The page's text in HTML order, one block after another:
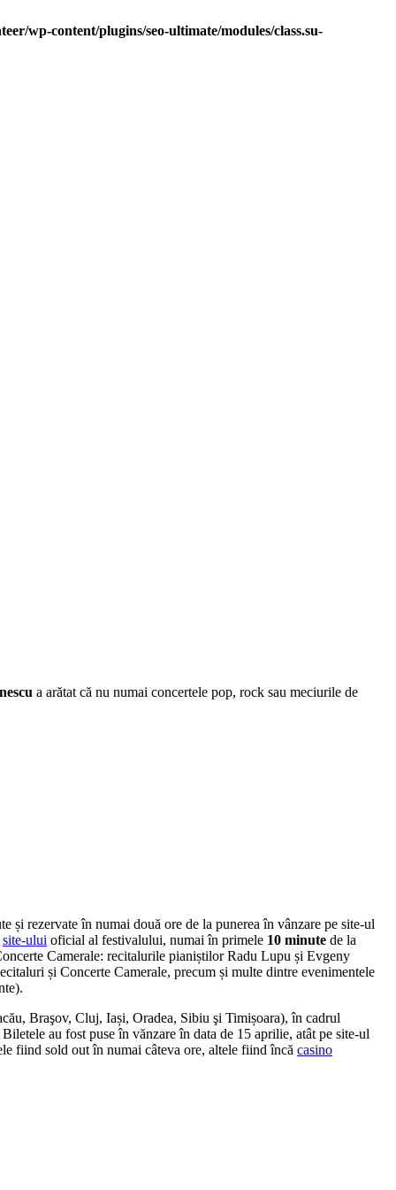
wp-content/plugins/seo-ultimate/modules/class.su-
a arătat că nu numai concertele pop, rock sau meciurile de
și rezervate în numai două ore de la punerea în vânzare pe site-ul
site-ului oficial al festivalului, numai în primele 10 minute de la
Camerale: recitalurile pianiștilor Radu Lupu și Evgeny
și Concerte Camerale, precum și multe dintre evenimentele
Braşov, Cluj, Iași, Oradea, Sibiu şi Timișoara), în cadrul
Biletele au fost puse în vănzare în data de 15 aprilie, atât pe site-ul
fiind sold out în numai câteva ore, altele fiind încă casino